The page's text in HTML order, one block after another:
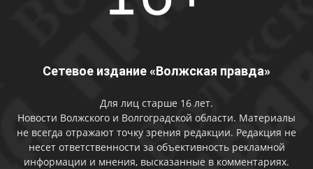
Сетевое издание «Волжская правда»
Для лиц старше 16 лет.
Новости Волжского и Волгоградской области. Материалы
не всегда отражают точку зрения редакции. Редакция не
несет ответственности за объективность рекламной
информации и мнения, высказанные в комментариях.